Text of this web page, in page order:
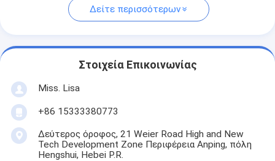
Δείτε περισσότερων
Στοιχεία Επικοινωνίας
Miss. Lisa
+86 15333380773
Δεύτερος όροφος, 21 Weier Road High and New
Tech Development Zone Περιφέρεια Anping, πόλη
Hengshui, Hebei P.R.